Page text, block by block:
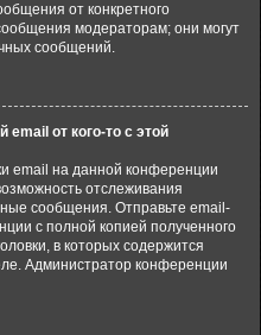
от конкретного
модераторам; они могут
сообщений.
от кого-то с этой
email на данной конференции
отслеживания
сообщения. Отправьте email-
с полной копией полученного
в которых содержится
Администратор конференции